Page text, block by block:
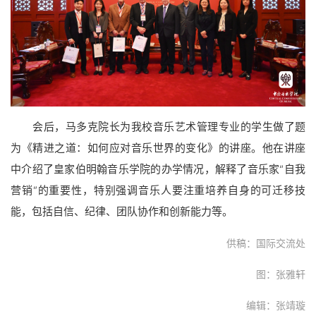
会后，马多克院长为我校音乐艺术管理专业的学生做了题
为《精进之道：如何应对音乐世界的变化》的讲座。他在讲座
中介绍了皇家伯明翰音乐学院的办学情况，解释了音乐家“自我
营销”的重要性，特别强调音乐人要注重培养自身的可迁移技
能，包括自信、纪律、团队协作和创新能力等。
供稿：国际交流处
图：张雅轩
编辑：张靖璇